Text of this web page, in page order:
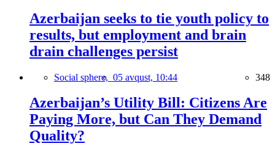
Azerbaijan seeks to tie youth policy to
results, but employment and brain
drain challenges persist
Social sphere, 05 avqust, 10:44 348
Azerbaijan’s Utility Bill: Citizens Are
Paying More, but Can They Demand
Quality?